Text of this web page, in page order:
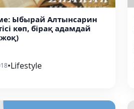
Ыбырай Алтынсарин
көп, бірақ адамдай
•Lifestyle